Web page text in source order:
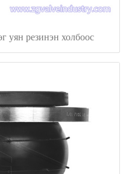
уян резинэн холбоос